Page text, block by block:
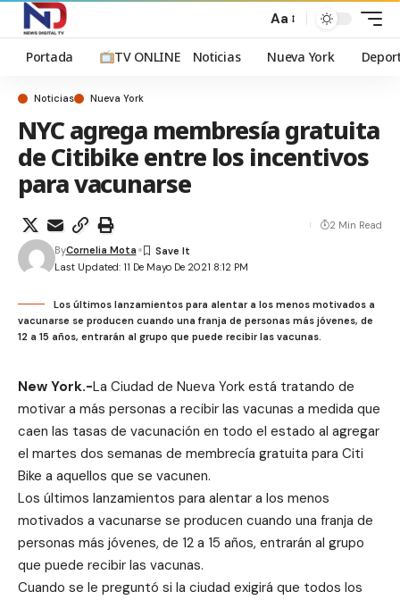
Aa
Portada TV ONLINE Noticias Nueva York
Noticias Nueva York
NYC agrega membresía gratuita
de Citibike entre los incentivos
para vacunarse
Last Updated: 11 De Mayo De 2021 8:12 PM
ByCornelia Mota
2 Min Read
Los últimos lanzamientos para alentar a los menos motivados a
vacunarse se producen cuando una franja de personas más jóvenes, de
12 a 15 años, entrarán al grupo que puede recibir las vacunas.
New York.-La Ciudad de Nueva York está tratando de
motivar a más personas a recibir las vacunas a medida que
caen las tasas de vacunación en todo el estado al agregar
el martes dos semanas de membrecía gratuita para Citi
Bike a aquellos que se vacunen.
Los últimos lanzamientos para alentar a los menos
motivados a vacunarse se producen cuando una franja de
personas más jóvenes, de 12 a 15 años, entrarán al grupo
que puede recibir las vacunas.
Cuando se le preguntó si la ciudad exigirá que todos los